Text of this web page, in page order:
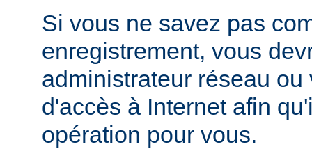
Si vous ne savez pas
enregistrement, vous
administrateur réseau ou
d'accès à Internet afin
opération pour vous.